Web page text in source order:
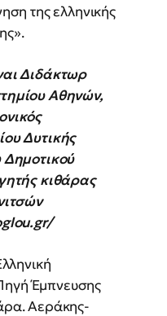
της ελληνικής
Διδάκτωρ
Αθηνών,
Δυτικής
Δημοτικού
κιθάρας
gr/
Έμπνευσης
Αεράκης-